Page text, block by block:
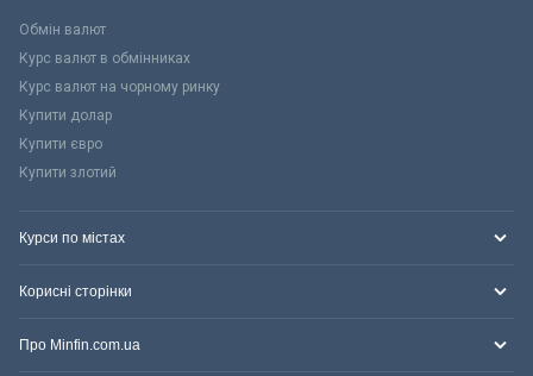
Обмін валют
Курс валют в обмінниках
Курс валют на чорному ринку
Купити долар
Купити євро
Купити злотий
Курси по містах
Корисні сторінки
Про Minfin.com.ua